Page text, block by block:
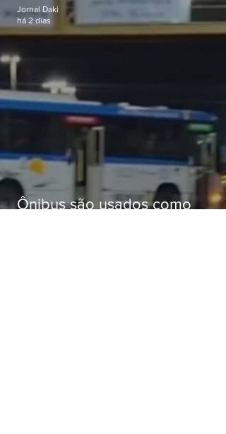
Ônibus são usados como
Jornal Daki
há 2 dias